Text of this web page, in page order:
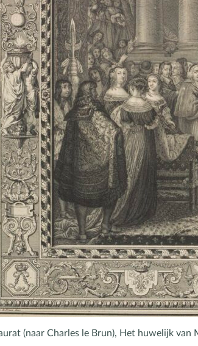
(naar Charles le Brun), Het huwelijk